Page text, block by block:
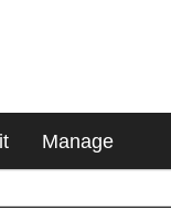
Manage